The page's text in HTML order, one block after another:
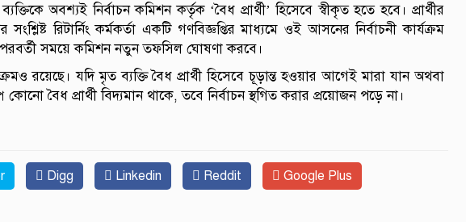
অবশ্যই নির্বাচন কমিশন কর্তৃক ‘বৈধ প্রার্থী’ হিসেবে স্বীকৃত হতে হবে। প্রার্থীর
রিটার্নিং কর্মকর্তা একটি গণবিজ্ঞপ্তির মাধ্যমে ওই আসনের নির্বাচনী কার্যক্রম
সময়ে কমিশন নতুন তফসিল ঘোষণা করবে।
রয়েছে। যদি মৃত ব্যক্তি বৈধ প্রার্থী হিসেবে চূড়ান্ত হওয়ার আগেই মারা যান অথবা
বৈধ প্রার্থী বিদ্যমান থাকে, তবে নির্বাচন স্থগিত করার প্রয়োজন পড়ে না।
Digg Linkedin Reddit Google Plus